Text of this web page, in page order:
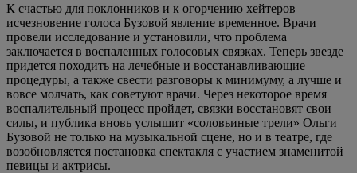
К счастью для поклонников и к огорчению хейтеров –
исчезновение голоса Бузовой явление временное. Врачи
провели исследование и установили, что проблема
заключается в воспаленных голосовых связках. Теперь звезде
придется походить на лечебные и восстанавливающие
процедуры, а также свести разговоры к минимуму, а лучше и
вовсе молчать, как советуют врачи. Через некоторое время
воспалительный процесс пройдет, связки восстановят свои
силы, и публика вновь услышит «соловьиные трели» Ольги
Бузовой не только на музыкальной сцене, но и в театре, где
возобновляется постановка спектакля с участием знаменитой
певицы и актрисы.